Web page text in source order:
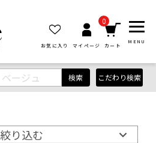
お気に入り マイページ
0
カート
MENU
検索 こだわり検索
絞り込む